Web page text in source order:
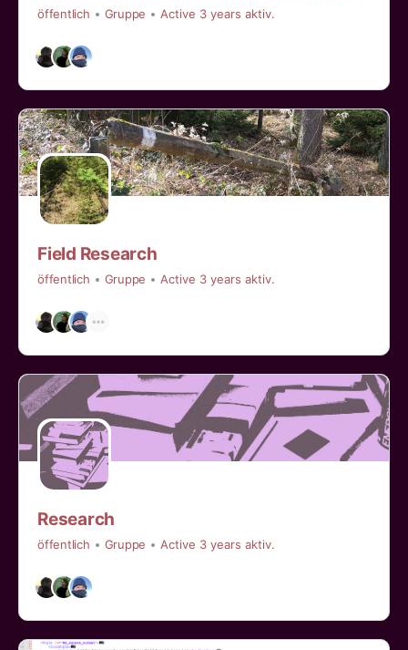
öffentlich Gruppe Active 3 years aktiv.
Field Research
öffentlich Gruppe Active 3 years aktiv.
Research
öffentlich Gruppe Active 3 years aktiv.